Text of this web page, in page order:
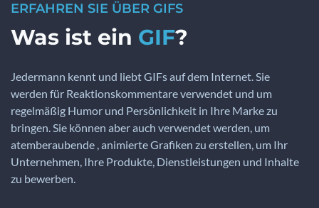
ERFAHREN SIE ÜBER GIFS
Was ist ein GIF?
Jedermann kennt und liebt GIFs auf dem Internet. Sie
werden für Reaktionskommentare verwendet und um
regelmäßig Humor und Persönlichkeit in Ihre Marke zu
bringen. Sie können aber auch verwendet werden, um
atemberaubende , animierte Grafiken zu erstellen, um Ihr
Unternehmen, Ihre Produkte, Dienstleistungen und Inhalte
zu bewerben.